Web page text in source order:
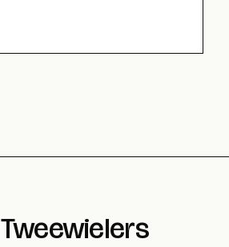
Tweewielers